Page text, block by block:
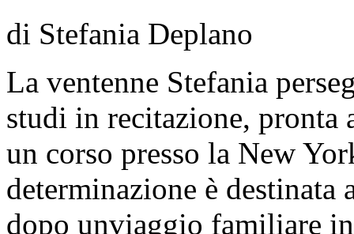
di Stefania Deplano
La ventenne Stefania
studi in recitazione, pronta
un corso presso la New
determinazione è destinata
dopo unviaggio familiare